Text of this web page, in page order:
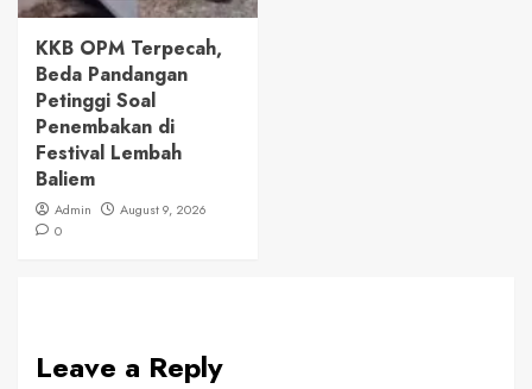
KKB OPM Terpecah,
Beda Pandangan
Petinggi Soal
Penembakan di
Festival Lembah
Baliem
Admin
August 9, 2026
0
Leave a Reply